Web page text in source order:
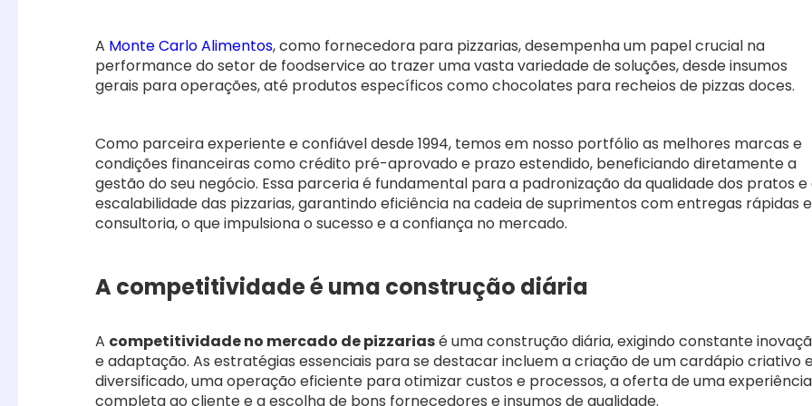
A Monte Carlo Alimentos, como fornecedora para pizzarias, desempenha um papel crucial na
performance do setor de foodservice ao trazer uma vasta variedade de soluções, desde insumos
gerais para operações, até produtos específicos como chocolates para recheios de pizzas doces.
Como parceira experiente e confiável desde 1994, temos em nosso portfólio as melhores marcas e
condições financeiras como crédito pré-aprovado e prazo estendido, beneficiando diretamente a
gestão do seu negócio. Essa parceria é fundamental para a padronização da qualidade dos pratos e
escalabilidade das pizzarias, garantindo eficiência na cadeia de suprimentos com entregas rápidas e
consultoria, o que impulsiona o sucesso e a confiança no mercado.
A competitividade é uma construção diária
A competitividade no mercado de pizzariasé uma construção diária, exigindo constante
e adaptação. As estratégias essenciais para se destacar incluem a criação de um cardápio criativo
diversificado, uma operação eficiente para otimizar custos e processos, a oferta de uma experiência
completa ao cliente e a escolha de bons fornecedores e insumos de qualidade.